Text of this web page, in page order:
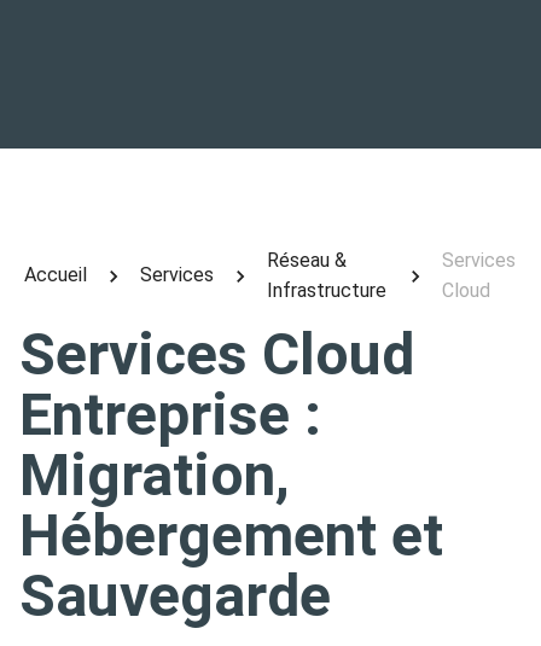
Accueil Services
Réseau &
Infrastructure
Services
Cloud
Services Cloud
Entreprise :
Migration,
Hébergement et
Sauvegarde